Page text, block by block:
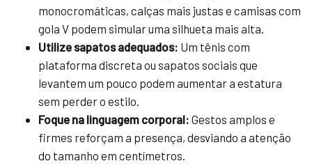
monocromáticas, calças mais justas e camisas com
gola V podem simular uma silhueta mais alta.
Utilize sapatos adequados: Um tênis com
plataforma discreta ou sapatos sociais que
levantem um pouco podem aumentar a estatura
sem perder o estilo.
Foque na linguagem corporal: Gestos amplos e
firmes reforçam a presença, desviando a atenção
do tamanho em centímetros.